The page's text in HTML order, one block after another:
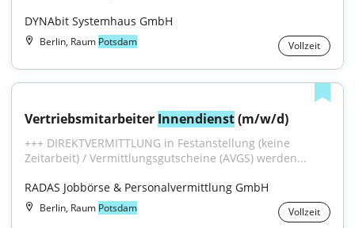
DYNAbit Systemhaus GmbH
Berlin, Raum Potsdam Vollzeit
Vertriebsmitarbeiter Innendienst (m/w/d)
+++ DIREKTVERMITTLUNG in Festanstellung (keine
Zeitarbeit) / Vermittlungsgutscheine (AVGS) werden...
RADAS Jobbörse & Personalvermittlung GmbH
Berlin, Raum Potsdam Vollzeit